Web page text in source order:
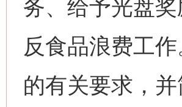
务、给予光盘
反食品浪费工
的有关要求，